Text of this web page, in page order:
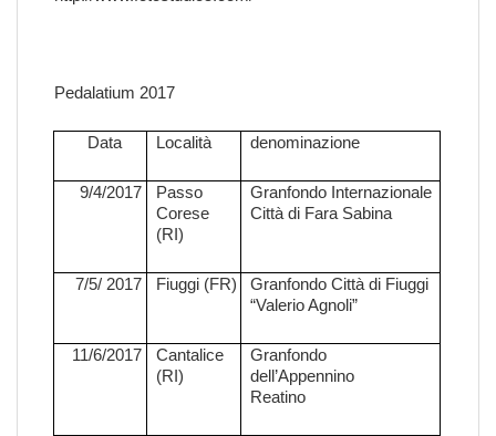
Pedalatium 2017
Data Località denominazione
9/4/2017
Passo
Corese
(RI)
Granfondo Internazionale
Città di Fara Sabina
7/5/ 2017 Fiuggi (FR)
Granfondo Città di Fiuggi
“Valerio Agnoli”
11/6/2017
Cantalice
(RI)
Granfondo
dell’Appennino
Reatino